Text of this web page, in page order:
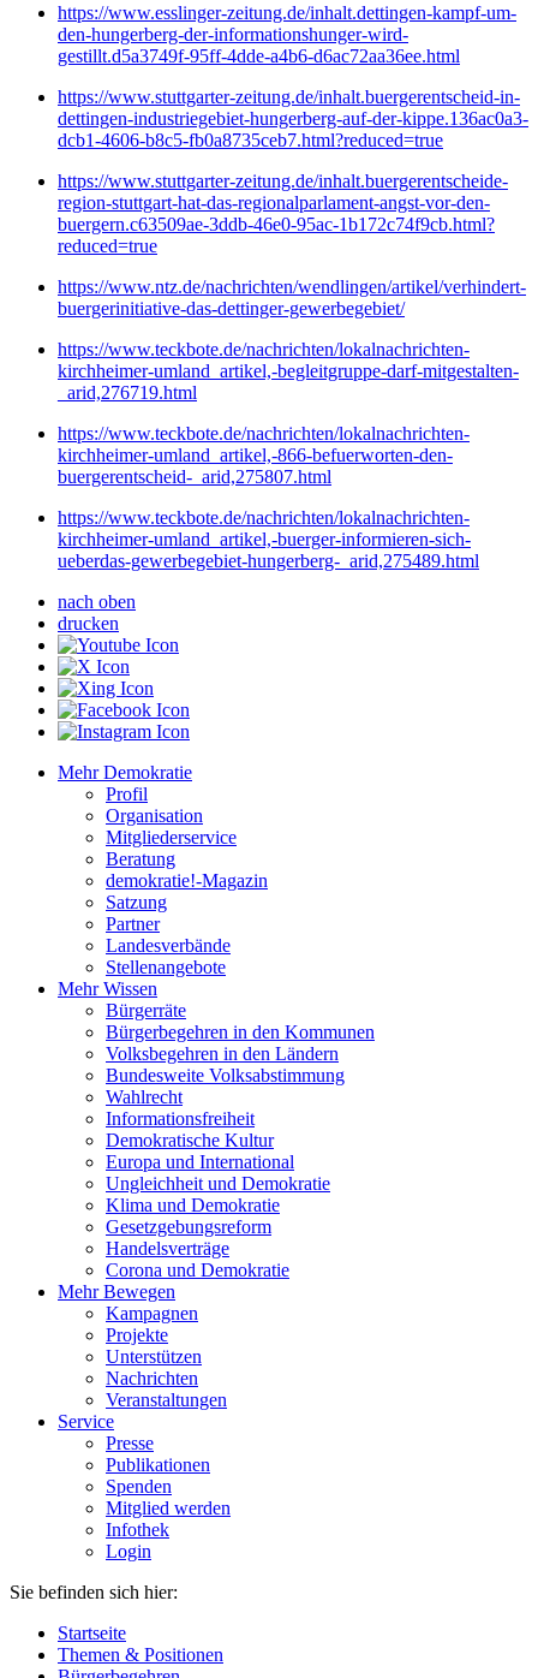
https://www.esslinger-zeitung.de/inhalt.dettingen-kampf-um-
den-hungerberg-der-informationshunger-wird-
gestillt.d5a3749f-95ff-4dde-a4b6-d6ac72aa36ee.html
https://www.stuttgarter-zeitung.de/inhalt.buergerentscheid-in-
dettingen-industriegebiet-hungerberg-auf-der-kippe.136ac0a3-
dcb1-4606-b8c5-fb0a8735ceb7.html?reduced=true
https://www.stuttgarter-zeitung.de/inhalt.buergerentscheide-
region-stuttgart-hat-das-regionalparlament-angst-vor-den-
buergern.c63509ae-3ddb-46e0-95ac-1b172c74f9cb.html?
reduced=true
https://www.ntz.de/nachrichten/wendlingen/artikel/verhindert-
buergerinitiative-das-dettinger-gewerbegebiet/
https://www.teckbote.de/nachrichten/lokalnachrichten-
kirchheimer-umland_artikel,-begleitgruppe-darf-mitgestalten-
_arid,276719.html
https://www.teckbote.de/nachrichten/lokalnachrichten-
kirchheimer-umland_artikel,-866-befuerworten-den-
buergerentscheid-_arid,275807.html
https://www.teckbote.de/nachrichten/lokalnachrichten-
kirchheimer-umland_artikel,-buerger-informieren-sich-
ueberdas-gewerbegebiet-hungerberg-_arid,275489.html
nach oben
drucken
Mehr Demokratie
Profil
Organisation
Mitgliederservice
Beratung
demokratie!-Magazin
Satzung
Partner
Landesverbände
Stellenangebote
Mehr Wissen
Bürgerräte
Bürgerbegehren in den Kommunen
Volksbegehren in den Ländern
Bundesweite Volksabstimmung
Wahlrecht
Informationsfreiheit
Demokratische Kultur
Europa und International
Ungleichheit und Demokratie
Klima und Demokratie
Gesetzgebungsreform
Handelsverträge
Corona und Demokratie
Mehr Bewegen
Kampagnen
Projekte
Unterstützen
Nachrichten
Veranstaltungen
Service
Presse
Publikationen
Spenden
Mitglied werden
Infothek
Login
Sie befinden sich hier:
Startseite
Themen & Positionen